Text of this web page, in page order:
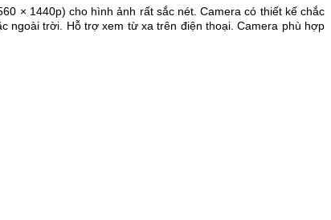
× 1440p) cho hình ảnh rất sắc nét. Camera có thiết kế chắc
ngoài trời. Hỗ trợ xem từ xa trên điện thoại. Camera phù hợp